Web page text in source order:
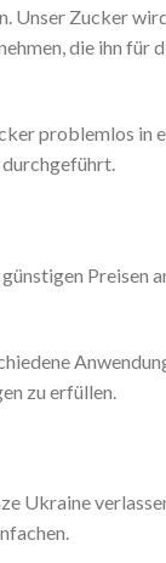
Unser Zucker
die ihn für
problemlos in
Preisen
zu erfüllen.
Ukraine